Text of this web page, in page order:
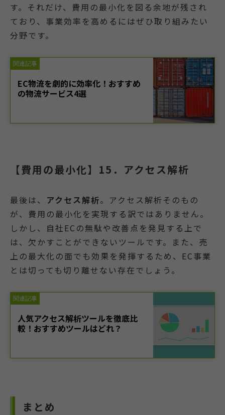
す。それだけ、費用の最小化を図る余地が残され
ており、事業効率を高めるにはぜひ取り組みたい
分野です。
【費用の最小化】15．アクセス解析
最後は、 アクセス解析。アクセス解析そのもの
が、費用の最小化を実現する訳ではありません。
しかし、自社ECの無駄や改善点を発見する上で
は、欠かすことができないツールです。また、売
上の最大化の面でも効果を発揮するため、EC事業
とは切っても切り離せない存在でしょう。
まとめ